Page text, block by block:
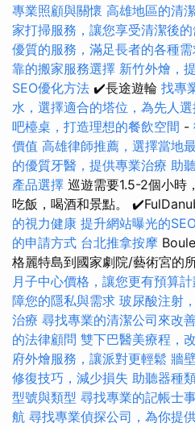
專業照顧與關懷 高雄地區的清
家打掃服務，讓您享受清潔後
優質的服務，滿足長者的各種
靠的搬家服務選擇 新竹外燴，
SEO優化方法 ✔️長途遊輪 找專
水，選擇適合的塔位，為先人
吧檯桌，打造理想的餐飲空間 -
價值 高雄律師推薦，選擇當地
的優質牙醫，提供專業治療 助
產品選擇 巡遊需要1.5-2個小時
吃飯，喝酒和景點。
的視力健康 提升網站曝光的
的申請方式 台北推拿按摩
格麗特島到國家劇院/藝術宮的
月子中心價格，讓您更有預算計
障您的隱私與需求 玻尿酸注射
治療 尋找專業的清潔公司來改
的法律顧問 雙下巴醫美療程，
府外燴服務，讓派對更輕鬆 牆
修復技巧，減少損失 助聽器種
型號與類型 尋找專業的記帳士
航 尋找專業偵探公司，為你提